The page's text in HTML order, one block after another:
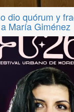
dio quórum y
María Giménez